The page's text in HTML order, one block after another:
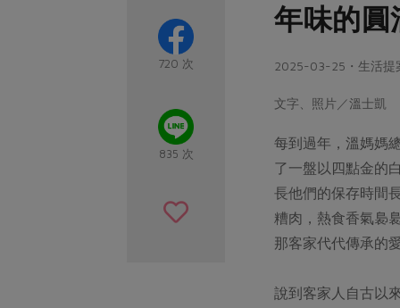
720 次
835 次
年味的圓
2025-03-25・生活提
文字、照片／溫士凱
每到過年，溫媽媽
了一盤以四點金的
長他們的保存時間
糟肉，熱食香氣裊
那客家代代傳承的
說到客家人自古以